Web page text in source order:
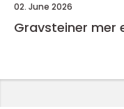
02. June 2026